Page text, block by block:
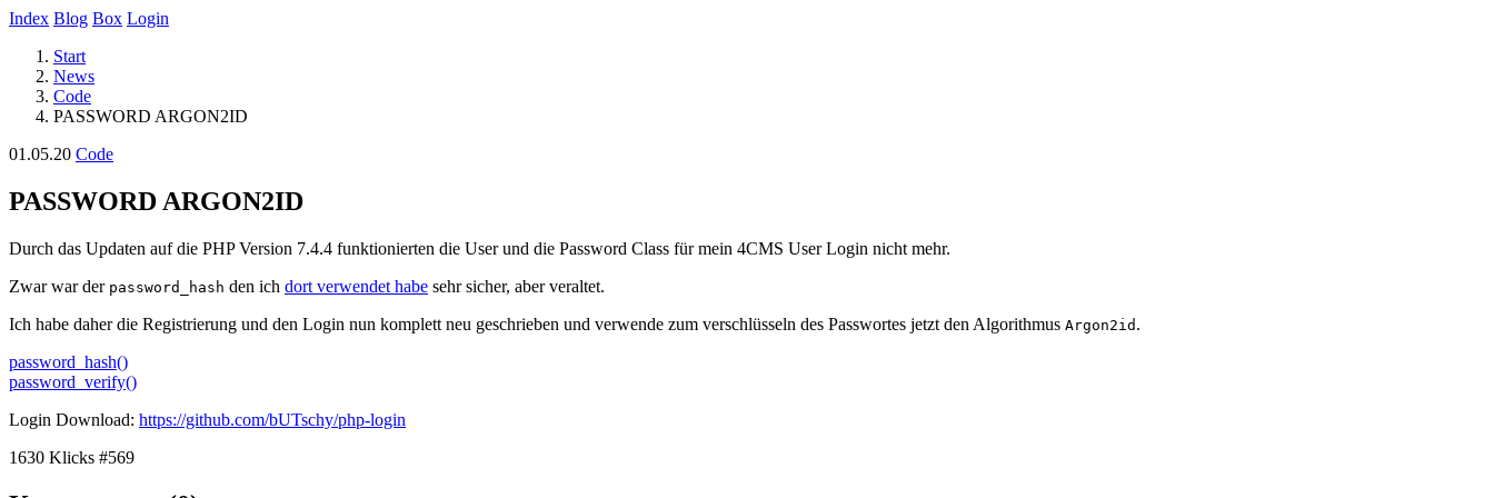
Index Blog Box Login
Start
News
Code
PASSWORD ARGON2ID
01.05.20 Code
PASSWORD ARGON2ID
Durch das Updaten auf die PHP Version 7.4.4 funktionierten die User und die Password Class für mein 4CMS User Login nicht mehr.
Zwar war der password_hash den ich dort verwendet habe sehr sicher, aber veraltet.
Ich habe daher die Registrierung und den Login nun komplett neu geschrieben und verwende zum verschlüsseln des Passwortes jetzt den Algorithmus Argon2id .
password_hash()
password_verify()
Login Download: https://github.com/bUTschy/php-login
1630 Klicks #569